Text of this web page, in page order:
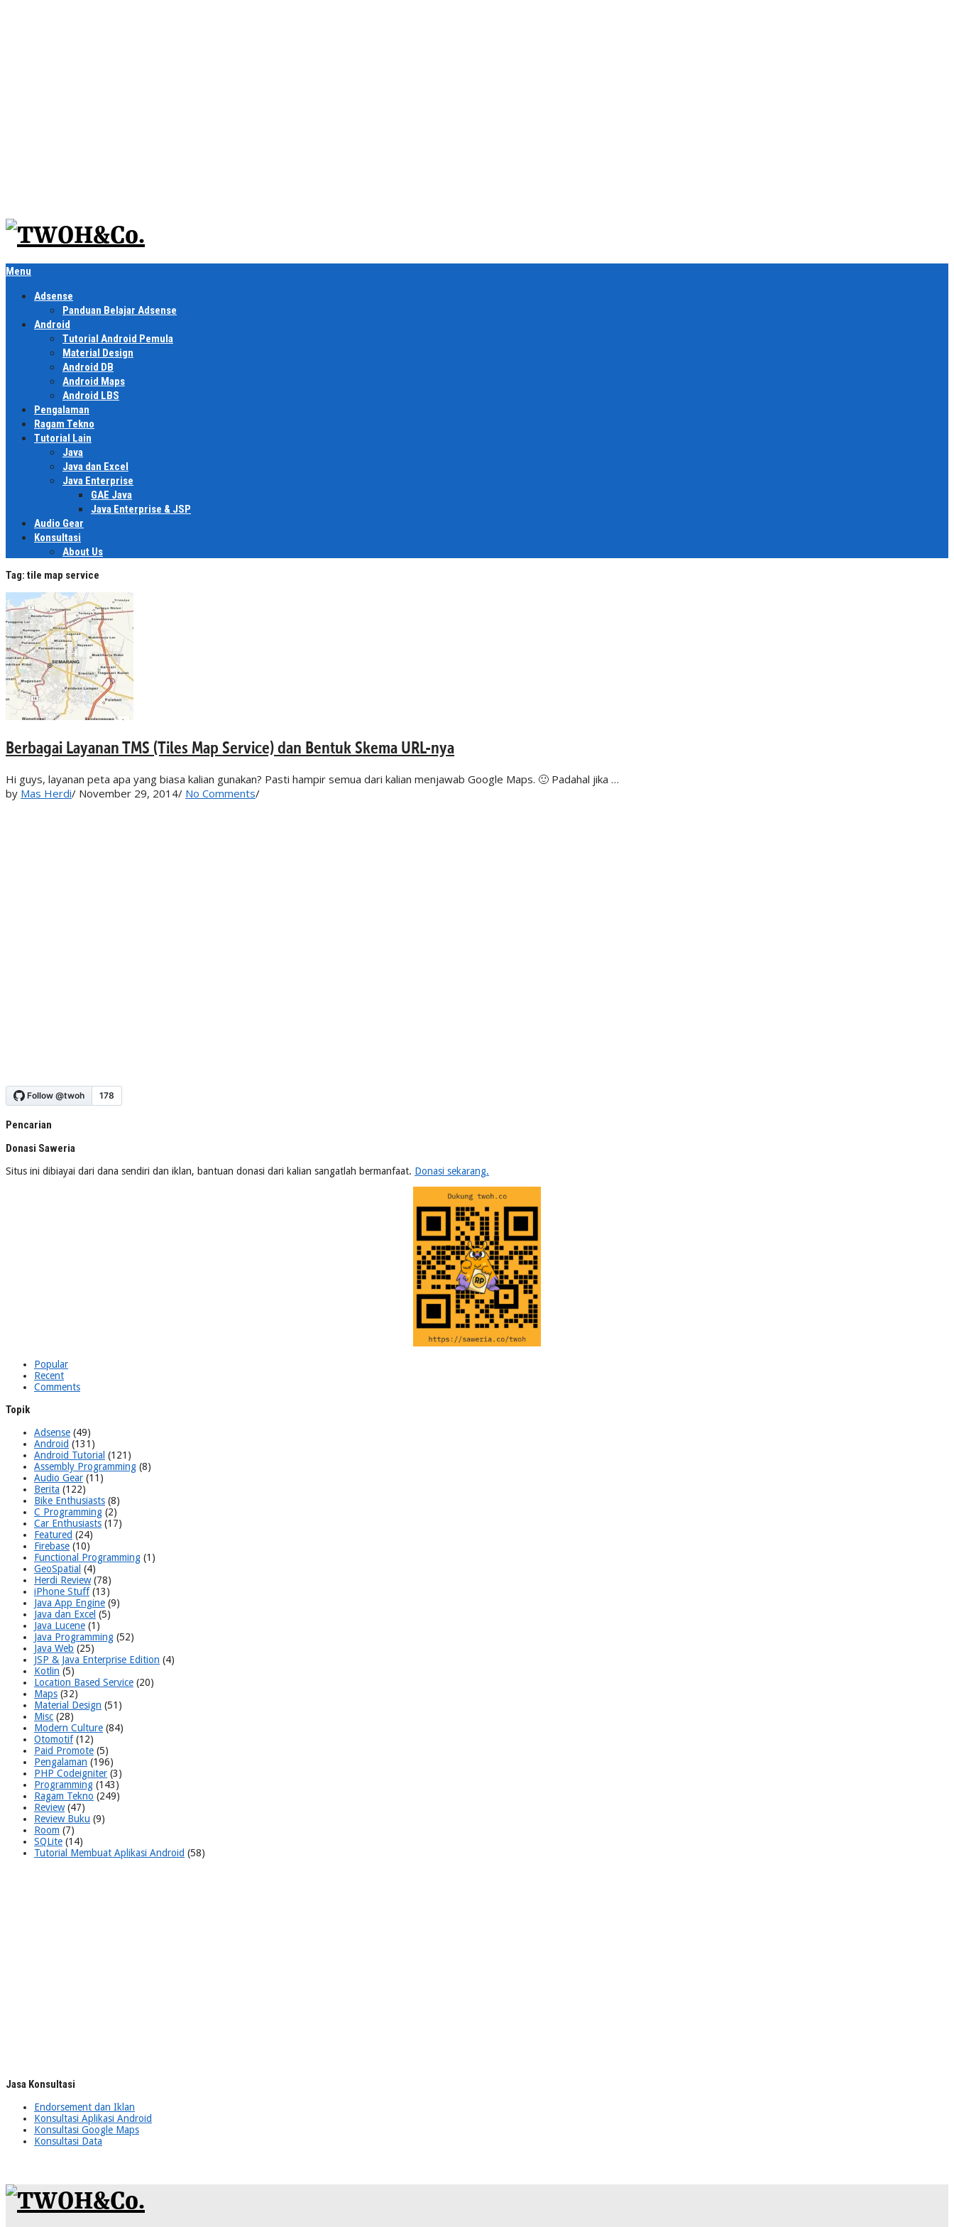
Menu
Adsense
Panduan Belajar Adsense
Android
Tutorial Android Pemula
Material Design
Android DB
Android Maps
Android LBS
Pengalaman
Ragam Tekno
Tutorial Lain
Java
Java dan Excel
Java Enterprise
GAE Java
Java Enterprise & JSP
Audio Gear
Konsultasi
About Us
Tag: tile map service
Berbagai Layanan TMS (Tiles Map Service) dan Bentuk Skema URL-nya
Hi guys, layanan peta apa yang biasa kalian gunakan? Pasti hampir semua dari kalian menjawab Google Maps. 🙂 Padahal jika …
by Mas Herdi/ November 29, 2014/ No Comments/
Pencarian
Donasi Saweria
Situs ini dibiayai dari dana sendiri dan iklan, bantuan donasi dari kalian sangatlah bermanfaat. Donasi sekarang.
Popular
Recent
Comments
Topik
Adsense (49)
Android (131)
Android Tutorial (121)
Assembly Programming (8)
Audio Gear (11)
Berita (122)
Bike Enthusiasts (8)
C Programming (2)
Car Enthusiasts (17)
Featured (24)
Firebase (10)
Functional Programming (1)
GeoSpatial (4)
Herdi Review(78)
iPhone Stuff(13)
Java App Engine (9)
Java dan Excel (5)
Java Lucene (1)
Java Programming (52)
Java Web (25)
JSP & Java Enterprise Edition (4)
Kotlin (5)
Location Based Service (20)
Maps (32)
Material Design (51)
Misc (28)
Modern Culture (84)
Otomotif(12)
Paid Promote (5)
Pengalaman (196)
PHP Codeigniter (3)
Programming (143)
Ragam Tekno (249)
Review(47)
Review Buku (9)
Room (7)
SQLite (14)
Tutorial Membuat Aplikasi Android (58)
Jasa Konsultasi
Endorsement dan Iklan
Konsultasi Aplikasi Android
Konsultasi Google Maps
Konsultasi Data